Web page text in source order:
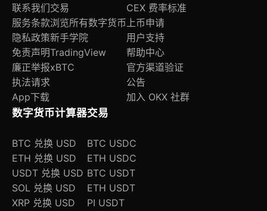
联系我们
服务条款
隐私政策
免责声明
廉正举报
执法请求
App下载
交易
浏览所有数字货币
新手学院
TradingView
xBTC
CEX 费率标准
上币申请
用户支持
帮助中心
官方渠道验证
公告
加入 OKX 社群
数字货币计算器
BTC 兑换 USD
ETH 兑换 USD
USDT 兑换 USD
SOL 兑换 USD
XRP 兑换 USD
交易
BTC USDC
ETH USDC
BTC USDT
ETH USDT
PI USDT